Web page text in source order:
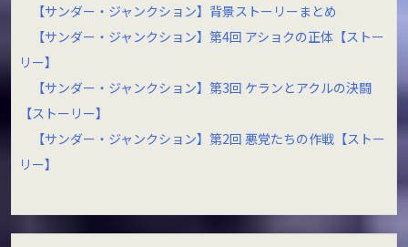
【サンダー・ジャンクション】背景ストーリーまとめ
【サンダー・ジャンクション】第4回 アショクの正体【ストー
リー】
【サンダー・ジャンクション】第3回 ケランとアクルの決闘
【ストーリー】
【サンダー・ジャンクション】第2回 悪党たちの作戦【ストー
リー】